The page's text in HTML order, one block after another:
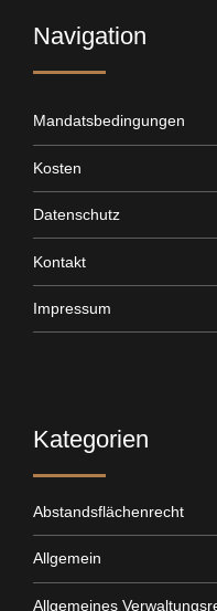
Navigation
Mandatsbedingungen
Kosten
Datenschutz
Kontakt
Impressum
Kategorien
Abstandsflächenrecht
Allgemein
Allgemeines